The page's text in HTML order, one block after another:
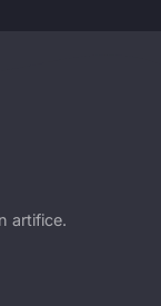
artifice.